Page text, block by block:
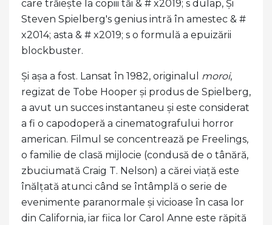
care trăiește la copiii tăi & # x2019; s dulap, Și
Steven Spielberg's genius intră în amestec & #
x2014; asta & # x2019; s o formulă a epuizării
blockbuster.
Și așa a fost. Lansat în 1982, originalul moroi,
regizat de Tobe Hooper și produs de Spielberg,
a avut un succes instantaneu și este considerat
a fi o capodoperă a cinematografului horror
american. Filmul se concentrează pe Freelings,
o familie de clasă mijlocie (condusă de o tânără,
zbuciumată Craig T. Nelson) a cărei viață este
înălțată atunci când se întâmplă o serie de
evenimente paranormale și vicioase în casa lor
din California, iar fiica lor Carol Anne este răpită